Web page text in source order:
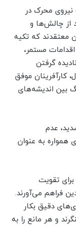
محرک در
از چالش‌ها و
معتقدند که تکیه
مستمر،
گرفتن
کارآفرینان موفق
بین اندیشه‌های
عدم
به عنوان
تقویت
فراهم می‌آورند.
دقیق بکار
و هر مانع را به